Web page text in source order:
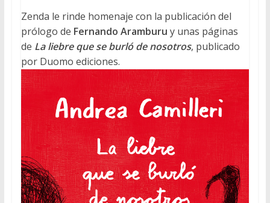
Zenda le rinde homenaje con la publicación del
prólogo de Fernando Aramburu y unas páginas
de La liebre que se burló de nosotros, publicado
por Duomo ediciones.